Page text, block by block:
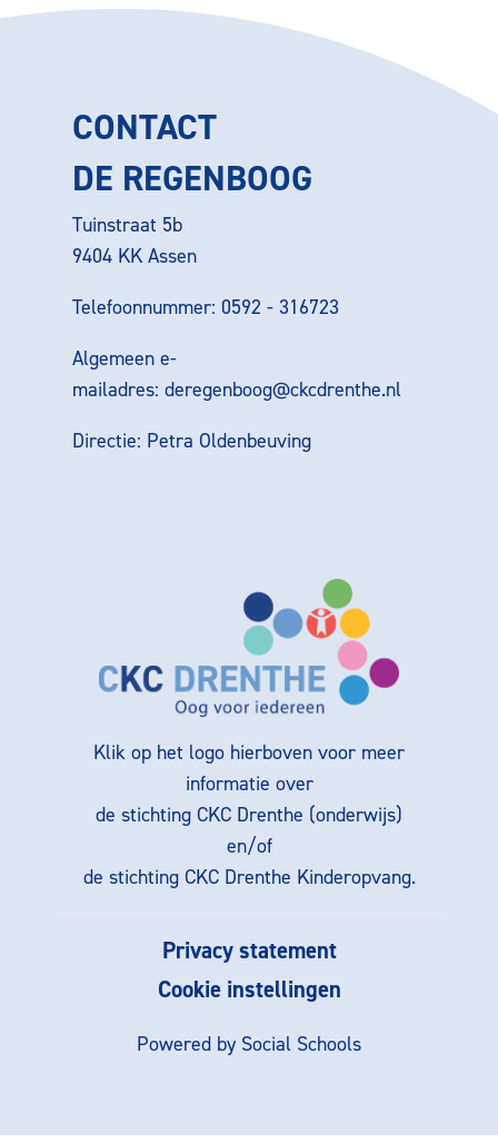
CONTACT
DE REGENBOOG
Tuinstraat 5b
9404 KK Assen
Telefoonnummer: 0592 - 316723
Algemeen e-
mailadres: deregenboog@ckcdrenthe.nl
Directie: Petra Oldenbeuving
Klik op het logo hierboven voor meer
informatie over
de stichting CKC Drenthe (onderwijs)
en/of
de stichting CKC Drenthe Kinderopvang.
Privacy statement
Cookie instellingen
Powered by Social Schools